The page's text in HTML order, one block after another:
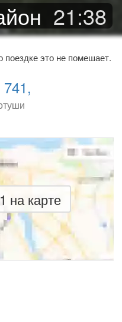
21:38
поездке это не помешает.
на карте